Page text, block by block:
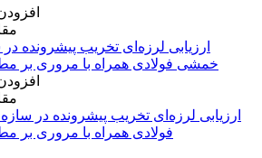
ارزیابی لرزه‌ای تخریب پیشرونده در
فولادی همراه با مروری بر